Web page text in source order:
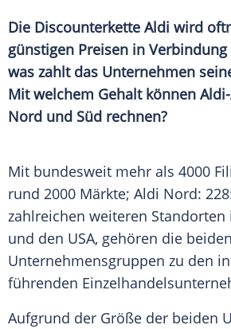
Die Discounterkette Aldi wird
günstigen Preisen in
was zahlt das Unternehmen
Mit welchem Gehalt können
Nord und Süd rechnen?
Mit bundesweit mehr als 4000
rund 2000 Märkte; Aldi Nord:
zahlreichen weiteren Standorten
und den USA, gehören die
Unternehmensgruppen zu den
führenden
Aufgrund der Größe der beiden